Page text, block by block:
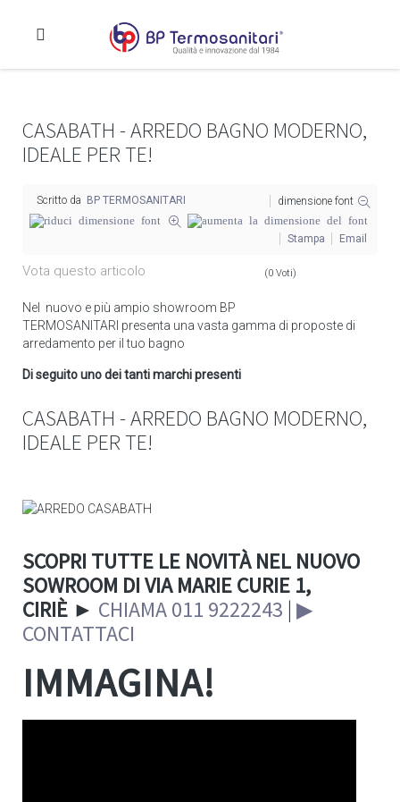
CASABATH - ARREDO BAGNO MODERNO,
IDEALE PER TE!
Scritto da BP TERMOSANITARI dimensione font
Stampa Email
Vota questo articolo (0 Voti)
Nel nuovo e più ampio showroom BP
TERMOSANITARI presenta una vasta gamma di proposte di
arredamento per il tuo bagno
Di seguito uno dei tanti marchi presenti
CASABATH - ARREDO BAGNO MODERNO,
IDEALE PER TE!
SCOPRI TUTTE LE NOVITÀ NEL NUOVO
SOWROOM DI VIA MARIE CURIE 1,
CIRIÈ ► CHIAMA 011 9222243 | ▶
CONTATTACI
IMMAGINA!